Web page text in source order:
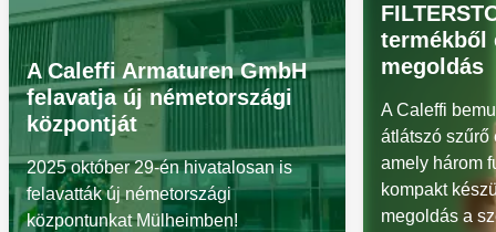
A Caleffi Armaturen GmbH
felavatja új németországi
központját
2025 október 29-én hivatalosan is
felavatták új németországi
központunkat Mülheimben!
termékből
megoldás
A Caleffi
átlátszó szűrő
amely három
kompakt
megoldás a